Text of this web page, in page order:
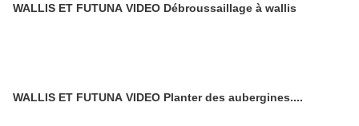
WALLIS ET FUTUNA VIDEO Débroussaillage à wallis
WALLIS ET FUTUNA VIDEO Planter des aubergines....